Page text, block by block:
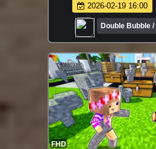
2026-02-19 16:00
Double Bubble
FHD